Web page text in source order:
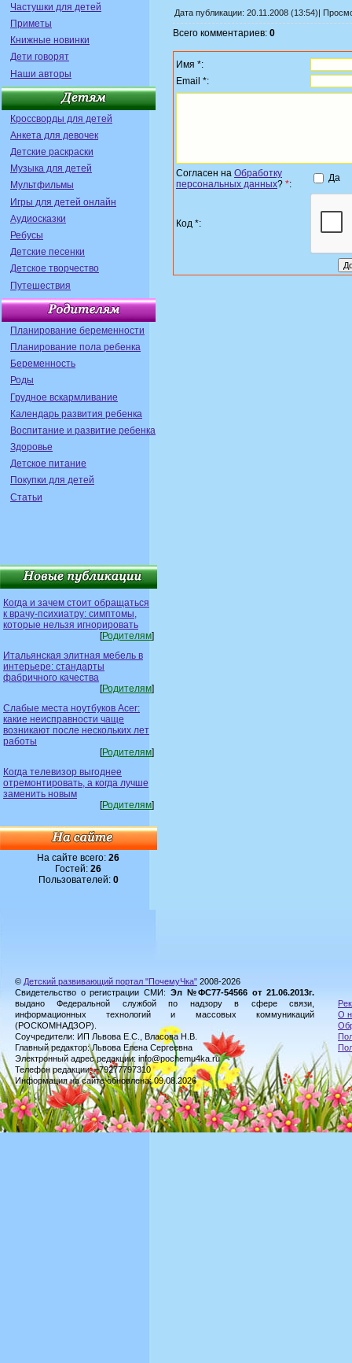
Частушки для детей
Приметы
Книжные новинки
Дети говорят
Наши авторы
Кроссворды для детей
Анкета для девочек
Детские раскраски
Музыка для детей
Мультфильмы
Игры для детей онлайн
Аудиосказки
Ребусы
Детские песенки
Детское творчество
Путешествия
Планирование беременности
Планирование пола ребенка
Беременность
Роды
Грудное вскармливание
Календарь развития ребенка
Воспитание и развитие ребенка
Здоровье
Детское питание
Покупки для детей
Статьи
Когда и зачем стоит обращаться
к врачу-психиатру: симптомы,
которые нельзя игнорировать
[Родителям]
Итальянская элитная мебель в
интерьере: стандарты
фабричного качества
[Родителям]
Слабые места ноутбуков Acer:
какие неисправности чаще
возникают после нескольких лет
работы
[Родителям]
Когда телевизор выгоднее
отремонтировать, а когда лучше
заменить новым
[Родителям]
На сайте всего:26
Гостей:26
Пользователей: 0
Дата публикации: 20.11.2008 (13:54)|
Всего комментариев: 0
Имя *:
Email *:
Согласен на Обработку
персональных данных? *:
Да
Код *:
© Детский развивающий портал "ПочемуЧка" 2008-2026
Свидетельство о регистрации СМИ: Эл №ФС77-54566 от 21.06.2013г.
выдано Федеральной службой по надзору в сфере связи,
информационных технологий и массовых коммуникаций
(РОСКОМНАДЗОР).
Соучредители: ИП Львова Е.С., Власова Н.В.
Главный редактор: Львова Елена Сергеевна
Электронный адрес редакции: info@pochemu4ka.ru
Телефон редакции: +79277797310
Информация на сайте обновлена: 09.08.2026
О